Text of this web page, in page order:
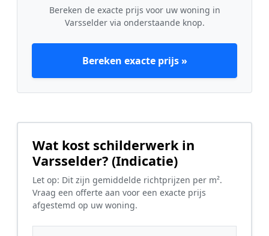
Bereken de exacte prijs voor uw woning in
Varsselder via onderstaande knop.
Bereken exacte prijs »
Wat kost schilderwerk in
Varsselder? (Indicatie)
Let op: Dit zijn gemiddelde richtprijzen per m².
Vraag een offerte aan voor een exacte prijs
afgestemd op uw woning.